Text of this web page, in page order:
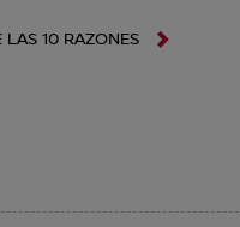
LAS 10 RAZONES